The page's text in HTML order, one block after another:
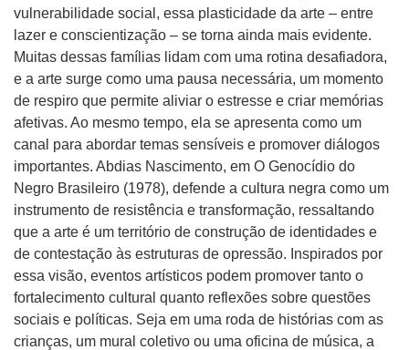
vulnerabilidade social, essa plasticidade da arte – entre
lazer e conscientização – se torna ainda mais evidente.
Muitas dessas famílias lidam com uma rotina desafiadora,
e a arte surge como uma pausa necessária, um momento
de respiro que permite aliviar o estresse e criar memórias
afetivas. Ao mesmo tempo, ela se apresenta como um
canal para abordar temas sensíveis e promover diálogos
importantes. Abdias Nascimento, em O Genocídio do
Negro Brasileiro (1978), defende a cultura negra como um
instrumento de resistência e transformação, ressaltando
que a arte é um território de construção de identidades e
de contestação às estruturas de opressão. Inspirados por
essa visão, eventos artísticos podem promover tanto o
fortalecimento cultural quanto reflexões sobre questões
sociais e políticas. Seja em uma roda de histórias com as
crianças, um mural coletivo ou uma oficina de música, a